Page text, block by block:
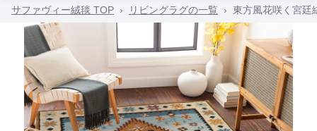
サファヴィー絨毯 TOP › リビングラグの一覧 › 東方風花咲く宮廷